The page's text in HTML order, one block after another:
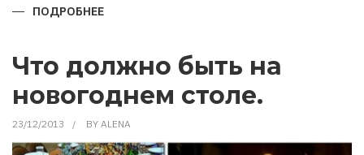
ПОДРОБНЕЕ
Что должно быть на
новогоднем столе.
23/12/2013 BY ALENA